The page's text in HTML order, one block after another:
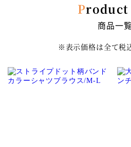
商品一
※表示価格は全て税